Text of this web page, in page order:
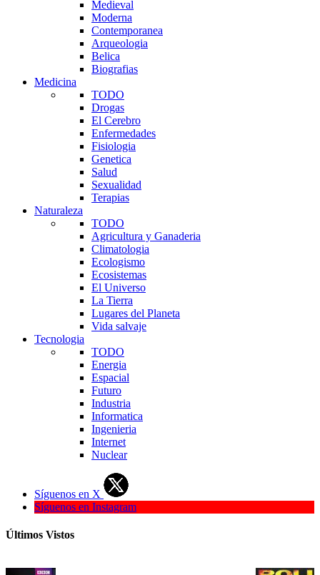
Medieval
Moderna
Contemporanea
Arqueologia
Belica
Biografias
Medicina
TODO
Drogas
El Cerebro
Enfermedades
Fisiologia
Genetica
Salud
Sexualidad
Terapias
Naturaleza
TODO
Agricultura y Ganaderia
Climatologia
Ecologismo
Ecosistemas
El Universo
La Tierra
Lugares del Planeta
Vida salvaje
Tecnologia
TODO
Energia
Espacial
Futuro
Industria
Informatica
Ingenieria
Internet
Nuclear
Síguenos en X
Síguenos en Instagram
Últimos Vistos